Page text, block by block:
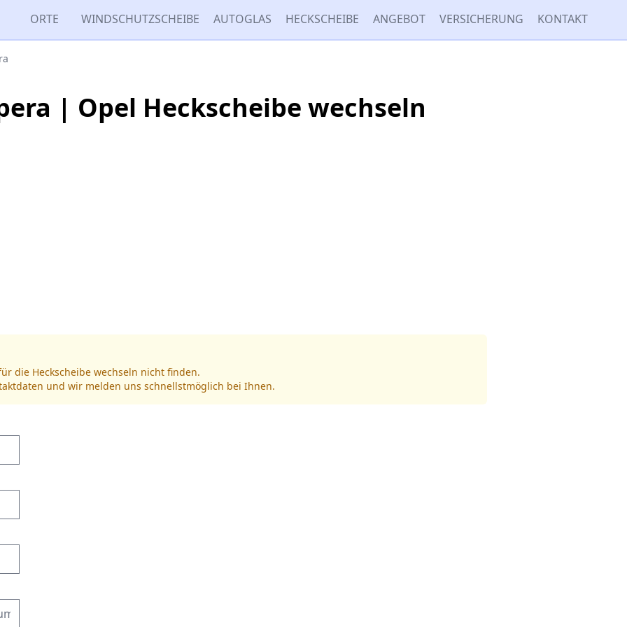
ORTE WINDSCHUTZSCHEIBE AUTOGLAS HECKSCHEIBE ANGEBOT VERSICHERUNG KONTAKT
| Opel Heckscheibe wechseln
die Heckscheibe wechseln nicht finden.
und wir melden uns schnellstmöglich bei Ihnen.